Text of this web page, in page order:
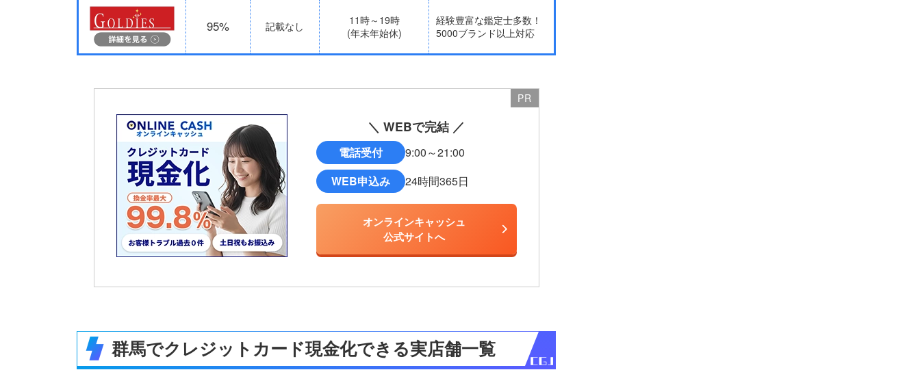
95% 記載なし
11時～19時
(年末年始休)
経験豊富な鑑定士多数！
5000ブランド以上対応
＼ WEBで完結 ／
電話受付
9:00～21:00
WEB申込み
24時間365日
オンラインキャッシュ
公式サイトへ
群馬でクレジットカード現金化できる実店舗一覧